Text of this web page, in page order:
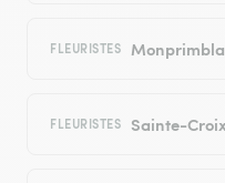
FLEURISTES
FLEURISTES Sainte-